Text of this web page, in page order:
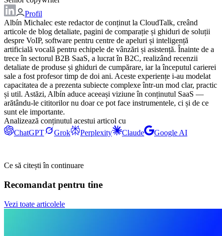
Profil
Albín Michalec este redactor de conținut la CloudTalk, creând
articole de blog detaliate, pagini de comparație și ghiduri de soluții
despre VoIP, software pentru centre de apeluri și inteligență
artificială vocală pentru echipele de vânzări și asistență. Înainte de a
trece în sectorul B2B SaaS, a lucrat în B2C, realizând recenzii
detaliate de produse și ghiduri de cumpărare, iar la începutul carierei
sale a fost profesor timp de doi ani. Aceste experiențe i-au modelat
capacitatea de a prezenta subiecte complexe într-un mod clar, practic
și util. Astăzi, Albín aduce aceeași viziune în conținutul SaaS —
arătându-le cititorilor nu doar ce pot face instrumentele, ci și de ce
sunt ele importante.
Analizează conținutul acestui articol cu
ChatGPT
Grok Perplexity Claude Google AI
Ce să citești în continuare
Recomandat pentru tine
Vezi toate articolele